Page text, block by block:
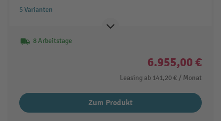
kg
5 Varianten
8 Arbeitstage
6.955,00 €
Leasing ab 141,20 € / Monat
Zum Produkt